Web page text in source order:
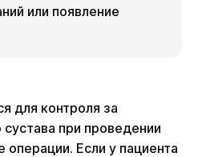
или появление
для контроля за
при проведении
операции. Если у пациента